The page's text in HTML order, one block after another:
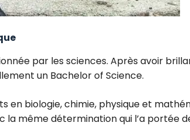
par les sciences. Après avoir
un Bachelor of Science.
en biologie, chimie, physique et
même détermination qui l’a portée